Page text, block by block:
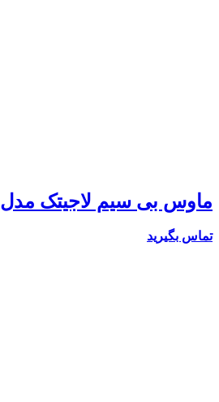
ماوس بی سیم لاجیتک مدل M186
تماس بگیرید